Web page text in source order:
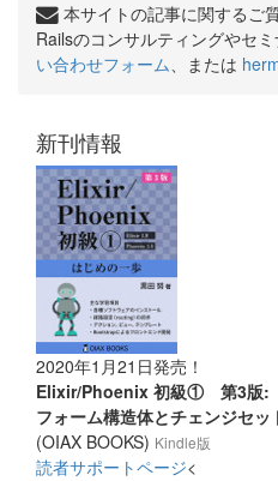
本サイトの記事に関するご質
Railsのコンサルティングやセ
い合わせフォーム、または
新刊情報
2020年1月21日発売！
Elixir/Phoenix 初級① 第3版:
フォーム構造体とチェンジセッ
(OIAX BOOKS) Kindle版
読者サポートページ<